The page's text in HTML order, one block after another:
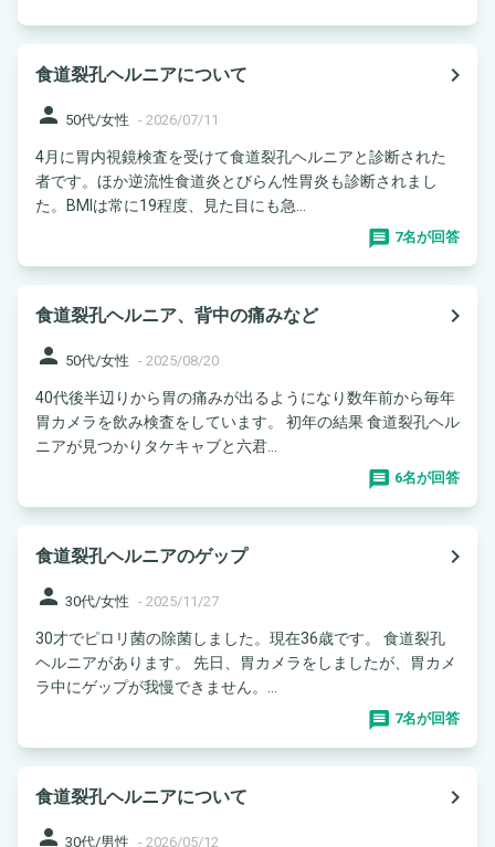
食道裂孔ヘルニアについて
navigate_next
person 50代/女性 - 2026/07/11
4月に胃内視鏡検査を受けて食道裂孔ヘルニアと診断された
者です。ほか逆流性食道炎とびらん性胃炎も診断されまし
た。BMIは常に19程度、見た目にも急...
7名が回答
食道裂孔ヘルニア、背中の痛みなど
navigate_next
person 50代/女性 - 2025/08/20
40代後半辺りから胃の痛みが出るようになり数年前から毎年
胃カメラを飲み検査をしています。 初年の結果 食道裂孔ヘル
ニアが見つかりタケキャブと六君...
6名が回答
食道裂孔ヘルニアのゲップ
navigate_next
person 30代/女性 - 2025/11/27
30才でピロリ菌の除菌しました。現在36歳です。 食道裂孔
ヘルニアがあります。 先日、胃カメラをしましたが、胃カメ
ラ中にゲップが我慢できません。...
7名が回答
食道裂孔ヘルニアについて
navigate_next
person 30代/男性 - 2026/05/12